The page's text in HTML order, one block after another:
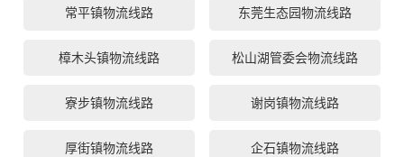
常平镇物流线路 东莞生态园物流线路
樟木头镇物流线路 松山湖管委会物流线路
寮步镇物流线路 谢岗镇物流线路
厚街镇物流线路 企石镇物流线路